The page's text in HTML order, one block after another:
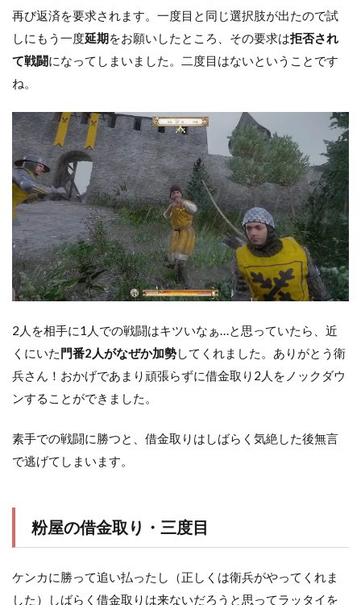
再び返済を要求されます。一度目と同じ選択肢が出たので試
しにもう一度延期 をお願いしたところ、その要求は拒否され
て戦闘になってしまいました。二度目はないということです
ね。
2人を相手に1人での戦闘はキツいなぁ…と思っていたら、近
くにいた門番2人がなぜか加勢してくれました。ありがとう衛
兵さん！おかげであまり頑張らずに借金取り2人をノックダウ
ンすることができました。
素手での戦闘に勝つと、借金取りはしばらく気絶した後無言
で逃げてしまいます。
粉屋の借金取り・三度目
ケンカに勝って追い払ったし（正しくは衛兵がやってくれま
した）しばらく借金取りは来ないだろうと思ってラッタイを